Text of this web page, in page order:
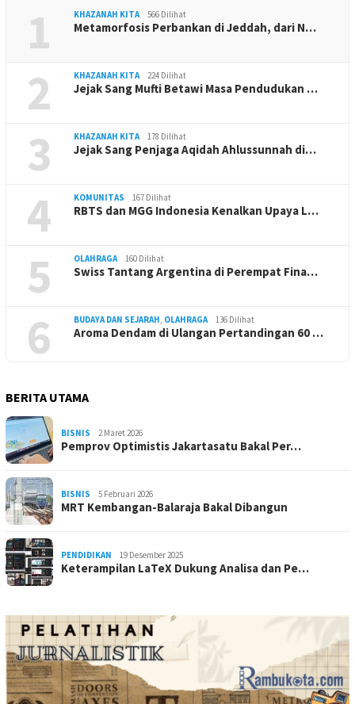
1 KHAZANAH KITA 566 Dilihat
Metamorfosis Perbankan di Jeddah, dari N…
2 KHAZANAH KITA 224 Dilihat
Jejak Sang Mufti Betawi Masa Pendudukan …
3 KHAZANAH KITA 178 Dilihat
Jejak Sang Penjaga Aqidah Ahlussunnah di…
4 KOMUNITAS 167 Dilihat
RBTS dan MGG Indonesia Kenalkan Upaya L…
5 OLAHRAGA 160 Dilihat
Swiss Tantang Argentina di Perempat Fina…
6 BUDAYA DAN SEJARAH OLAHRAGA 136 Dilihat
Aroma Dendam di Ulangan Pertandingan 60 …
BERITA UTAMA
BISNIS 2 Maret 2026
Pemprov Optimistis Jakartasatu Bakal Per…
BISNIS 5 Februari 2026
MRT Kembangan-Balaraja Bakal Dibangun
PENDIDIKAN 19 Desember 2025
Keterampilan LaTeX Dukung Analisa dan Pe…